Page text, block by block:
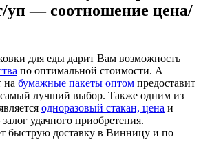
уп — соотношение цена/
для еды дарит Вам возможность
по оптимальной стоимости. А
на бумажные пакеты оптом предоставит
самый лучший выбор. Также одним из
одноразовый стакан, цена и
удачного приобретения.
быструю доставку в Винницу и по